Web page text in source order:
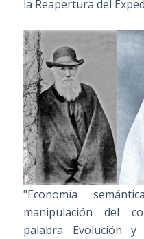
la Reapertura del
"Economía
manipulación del
palabra Evolución